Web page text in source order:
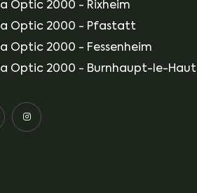
Optic 2000 - Rixheim
Optic 2000 - Pfastatt
Optic 2000 - Fessenheim
Optic 2000 - Burnhaupt-le-Haut